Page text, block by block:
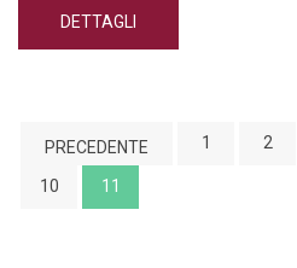
DETTAGLI
PRECEDENTE 1 2
10 11